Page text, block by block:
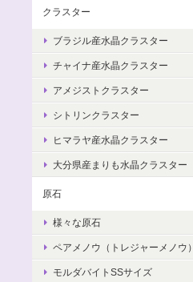
クラスター
ブラジル産水晶クラスター
チャイナ産水晶クラスター
アメジストクラスター
シトリンクラスター
ヒマラヤ産水晶クラスター
大分県産まりも水晶クラスター
原石
様々な原石
ペアメノウ（トレジャーメノウ）
モルダバイトSSサイズ